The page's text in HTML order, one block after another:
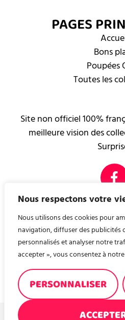
Nous respectons votre
Nous utilisons des cookies pour
navigation, diffuser des publicités
personnalisés et analyser notre
accepter », vous consentez à
PERSONNALISER
PAGES
Bons
Poupées
Toutes les
Site non officiel 100%
meilleure vision des
PAGES
Mentions
Contact
cuisine ! A consommer sans
© 2026, POUPÉES LOL BLOG NON